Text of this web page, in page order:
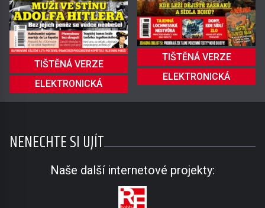
TIŠTĚNÁ VERZE
ELEKTRONICKÁ
TIŠTĚNÁ VERZE
ELEKTRONICKÁ
NENECHTE SI UJÍT
Naše další internetové projekty: